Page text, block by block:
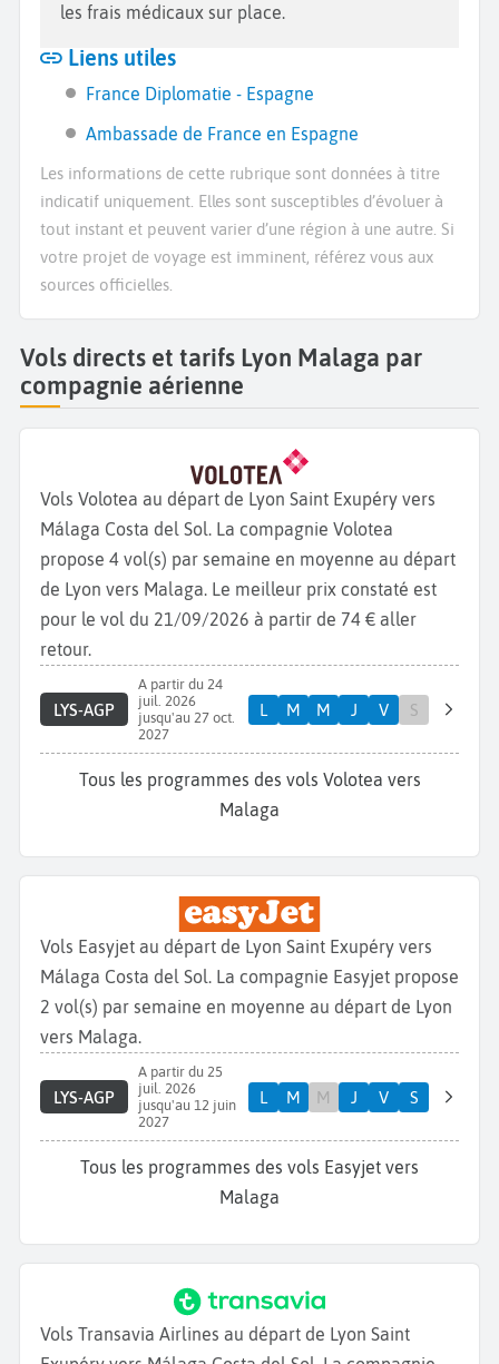
les frais médicaux sur place.
Liens utiles
France Diplomatie - Espagne
Ambassade de France en Espagne
Les informations de cette rubrique sont données à titre
indicatif uniquement. Elles sont susceptibles d’évoluer à
tout instant et peuvent varier d’une région à une autre. Si
votre projet de voyage est imminent, référez vous aux
sources officielles.
Vols directs et tarifs Lyon Malaga par
compagnie aérienne
Vols Volotea au départ de Lyon Saint Exupéry vers
Málaga Costa del Sol. La compagnie Volotea
propose 4 vol(s) par semaine en moyenne au départ
de Lyon vers Malaga. Le meilleur prix constaté est
pour le vol du 21/09/2026 à partir de 74 € aller
retour.
LYS-AGP
A partir du 24
juil. 2026
jusqu'au 27 oct.
2027
L M M J V S
Tous les programmes des vols Volotea vers
Malaga
Vols Easyjet au départ de Lyon Saint Exupéry vers
Málaga Costa del Sol. La compagnie Easyjet propose
2 vol(s) par semaine en moyenne au départ de Lyon
vers Malaga.
LYS-AGP
A partir du 25
juil. 2026
jusqu'au 12 juin
2027
L M M J V S
Tous les programmes des vols Easyjet vers
Malaga
Vols Transavia Airlines au départ de Lyon Saint